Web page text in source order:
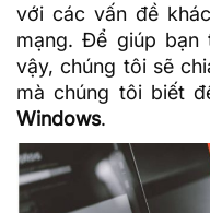
với các vấn đề
mạng. Để giúp bạn
vậy, chúng tôi sẽ
mà chúng tôi biết
Windows.